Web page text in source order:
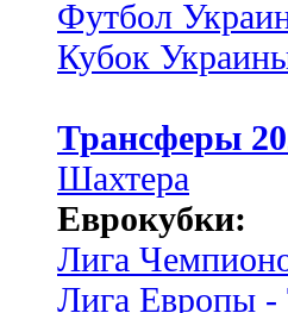
Футбол
Кубок
Трансферы
Шахтера
Еврокубки:
Лига
Лига Европы -